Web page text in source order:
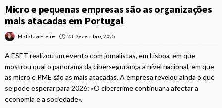
Micro e pequenas empresas são as organizações
mais atacadas em Portugal
Mafalda Freire 23 Dezembro, 2025
A ESET realizou um evento com jornalistas, em Lisboa, em que
mostrou qual o panorama da cibersegurança a nível nacional, em que
as micro e PME são as mais atacadas. A empresa revelou ainda o que
se pode esperar para 2026: «O cibercrime continuar a afectar a
economia e a sociedade».